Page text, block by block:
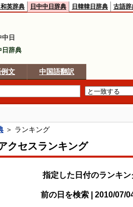
英辞典 日中中日辞典 日韓韓日辞典 古語辞
中日
日辞典
文 中国語翻訳
＞ ランキング
クセスランキング
指定した日付のランキ
前の日を検索 | 2010/07/